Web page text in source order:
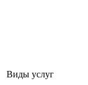
Виды услуг